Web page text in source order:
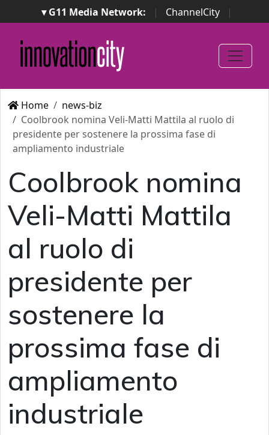
▾ G11 Media Network: | ChannelCity
|
ImpresaCity | SecurityOpenLab | Italian Channel
Awards
Italian Project Awards
Italian Security
Awards
Home
news-biz
Coolbrook nomina Veli-Matti Mattila al ruolo di
presidente per sostenere la prossima fase di
ampliamento industriale
Coolbrook nomina
Veli-Matti Mattila
al ruolo di
presidente per
sostenere la
prossima fase di
ampliamento
industriale